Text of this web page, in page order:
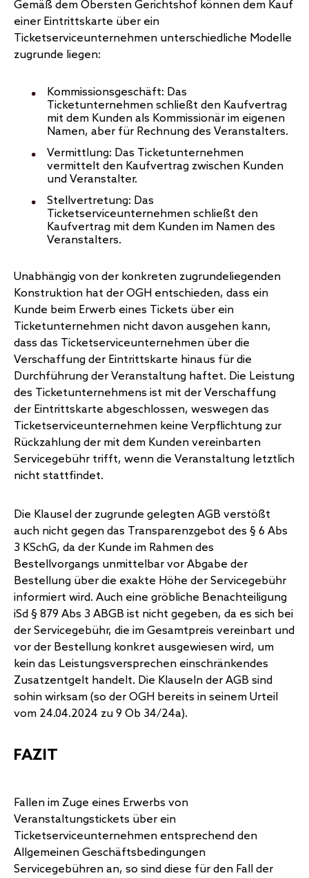
Gemäß dem Obersten Gerichtshof können dem Kauf
einer Eintrittskarte über ein
Ticketserviceunternehmen unterschiedliche Modelle
zugrunde liegen:
Kommissionsgeschäft: Das
Ticketunternehmen schließt den Kaufvertrag
mit dem Kunden als Kommissionär im eigenen
Namen, aber für Rechnung des Veranstalters.
Vermittlung: Das Ticketunternehmen
vermittelt den Kaufvertrag zwischen Kunden
und Veranstalter.
Stellvertretung: Das
Ticketserviceunternehmen schließt den
Kaufvertrag mit dem Kunden im Namen des
Veranstalters.
Unabhängig von der konkreten zugrundeliegenden
Konstruktion hat der OGH entschieden, dass ein
Kunde beim Erwerb eines Tickets über ein
Ticketunternehmen nicht davon ausgehen kann,
dass das Ticketserviceunternehmen über die
Verschaffung der Eintrittskarte hinaus für die
Durchführung der Veranstaltung haftet. Die Leistung
des Ticketunternehmens ist mit der Verschaffung
der Eintrittskarte abgeschlossen, weswegen das
Ticketserviceunternehmen keine Verpflichtung zur
Rückzahlung der mit dem Kunden vereinbarten
Servicegebühr trifft, wenn die Veranstaltung letztlich
nicht stattfindet.
Die Klausel der zugrunde gelegten AGB verstößt
auch nicht gegen das Transparenzgebot des § 6 Abs
3 KSchG, da der Kunde im Rahmen des
Bestellvorgangs unmittelbar vor Abgabe der
Bestellung über die exakte Höhe der Servicegebühr
informiert wird. Auch eine gröbliche Benachteiligung
iSd § 879 Abs 3 ABGB ist nicht gegeben, da es sich bei
der Servicegebühr, die im Gesamtpreis vereinbart und
vor der Bestellung konkret ausgewiesen wird, um
kein das Leistungsversprechen einschränkendes
Zusatzentgelt handelt. Die Klauseln der AGB sind
sohin wirksam (so der OGH bereits in seinem Urteil
vom 24.04.2024 zu 9 Ob 34/24a).
FAZIT
Fallen im Zuge eines Erwerbs von
Veranstaltungstickets über ein
Ticketserviceunternehmen entsprechend den
Allgemeinen Geschäftsbedingungen
Servicegebühren an, so sind diese für den Fall der